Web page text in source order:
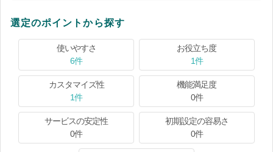
選定のポイントから探す
使いやすさ
6件
お役立ち度
1件
カスタマイズ性
1件
機能満足度
0件
サービスの安定性
0件
初期設定の容易さ
0件